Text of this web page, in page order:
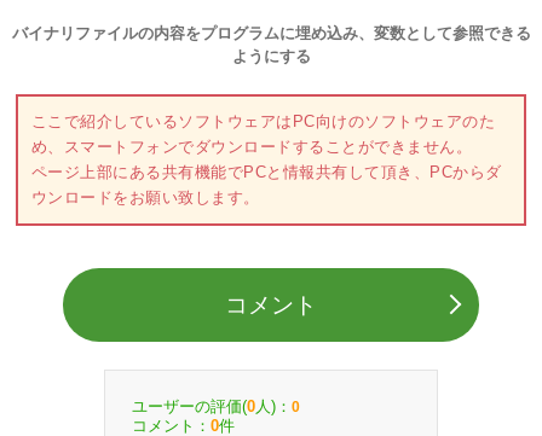
バイナリファイルの内容をプログラムに埋め込み、変数として参照できる
ようにする
ここで紹介しているソフトウェアはPC向けのソフトウェアのた
め、スマートフォンでダウンロードすることができません。
ページ上部にある共有機能でPCと情報共有して頂き、PCからダ
ウンロードをお願い致します。
コメント
ユーザーの評価(0 人)： 0
コメント： 0件